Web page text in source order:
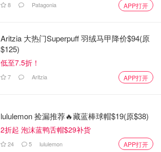
8 Patagonia APP打开
Aritzia 大热门Superpuff 羽绒马甲降价$94(原
$125)
低至7.5折！
7 Aritzia APP打开
lululemon 捡漏推荐🔥藏蓝棒球帽$19(原$38)
2折起 泡沫蓝鸭舌帽$29补货
24 5 lululemon APP打开